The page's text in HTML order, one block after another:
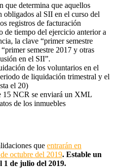
que determina que aquellos
obligados al SII en el curso del
registros de facturación
de tiempo del ejercicio anterior a
la clave “primer semestre
semestre 2017 y otras
en el SII”.
de los voluntarios en el
de liquidación trimestral y el
el 20)
15 NCR se enviará un XML
de los inmuebles
que entrarán en
octubre del 2019. Estable un
de julio del 2019.